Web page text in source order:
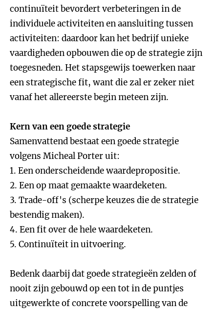
continuïteit bevordert verbeteringen in de
individuele activiteiten en aansluiting tussen
activiteiten: daardoor kan het bedrijf unieke
vaardigheden opbouwen die op de strategie zijn
toegesneden. Het stapsgewijs toewerken naar
een strategische fit, want die zal er zeker niet
vanaf het allereerste begin meteen zijn.
Kern van een goede strategie
Samenvattend bestaat een goede strategie
volgens Micheal Porter uit:
1. Een onderscheidende waardepropositie.
2. Een op maat gemaakte waardeketen.
3. Trade-off's (scherpe keuzes die de strategie
bestendig maken).
4. Een fit over de hele waardeketen.
5. Continuïteit in uitvoering.
Bedenk daarbij dat goede strategieën zelden of
nooit zijn gebouwd op een tot in de puntjes
uitgewerkte of concrete voorspelling van de